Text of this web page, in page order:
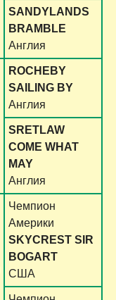
SANDYLANDS
BRAMBLE
Англия
ROCHEBY
SAILING BY
Англия
SRETLAW
СOME WHAT
MAY
Англия
Чемпион
Америки
SKYCREST SIR
BOGART
США